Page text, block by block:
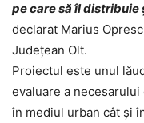
pe care să îl
declarat Marius
Județean Olt.
Proiectul este unul
evaluare a
în mediul urban cât și